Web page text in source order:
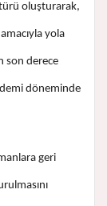
oluşturarak,
yola
son derece
döneminde
geri